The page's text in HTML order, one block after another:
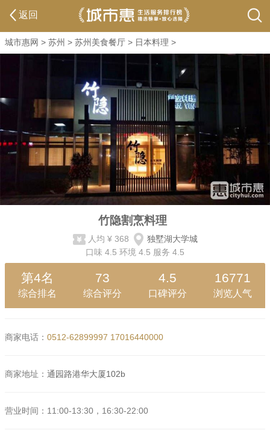
返回
城市惠网 > 苏州 > 苏州美食餐厅 > 日本料理 >
竹隐割烹料理
人均 ¥ 368
独墅湖大学城
口味 4.5 环境 4.5 服务 4.5
第4名
综合排名
73
综合评分
4.5
口碑评分
16771
浏览人气
商家电话： 0512-62899997 17016440000
商家地址： 通园路港华大厦102b
营业时间：11:00-13:30，16:30-22:00